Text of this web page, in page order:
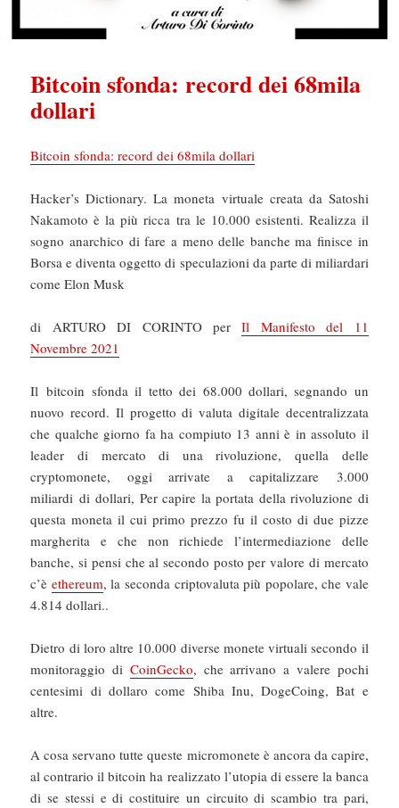
Bitcoin sfonda: record dei 68mila
dollari
Bitcoin sfonda: record dei 68mila dollari
Hacker’s Dictionary. La moneta virtuale creata da Satoshi
Nakamoto è la più ricca tra le 10.000 esistenti. Realizza il
sogno anarchico di fare a meno delle banche ma finisce in
Borsa e diventa oggetto di speculazioni da parte di miliardari
come Elon Musk
di ARTURO DI CORINTO perIl Manifesto del 11
Novembre 2021
Il bitcoin sfonda il tetto dei 68.000 dollari, segnando un
nuovo record. Il progetto di valuta digitale decentralizzata
che qualche giorno fa ha compiuto 13 anni è in assoluto il
leader di mercato di una rivoluzione, quella delle
cryptomonete, oggi arrivate a capitalizzare 3.000
miliardi di dollari, Per capire la portata della rivoluzione di
questa moneta il cui primo prezzo fu il costo di due pizze
margherita e che non richiede l’intermediazione delle
banche, si pensi che al secondo posto per valore di mercato
c’è ethereum, la seconda criptovaluta più popolare, che vale
4.814 dollari..
Dietro di loro altre 10.000 diverse monete virtuali secondo il
monitoraggio di CoinGecko, che arrivano a valere pochi
centesimi di dollaro come Shiba Inu, DogeCoing, Bat e
altre.
A cosa servano tutte queste micromonete è ancora da capire,
al contrario il bitcoin ha realizzato l’utopia di essere la banca
di se stessi e di costituire un circuito di scambio tra pari,